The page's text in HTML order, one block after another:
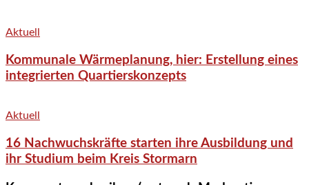
Aktuell
Kommunale Wärmeplanung, hier: Erstellung eines
integrierten Quartierskonzepts
Aktuell
16 Nachwuchskräfte starten ihre Ausbildung und
ihr Studium beim Kreis Stormarn